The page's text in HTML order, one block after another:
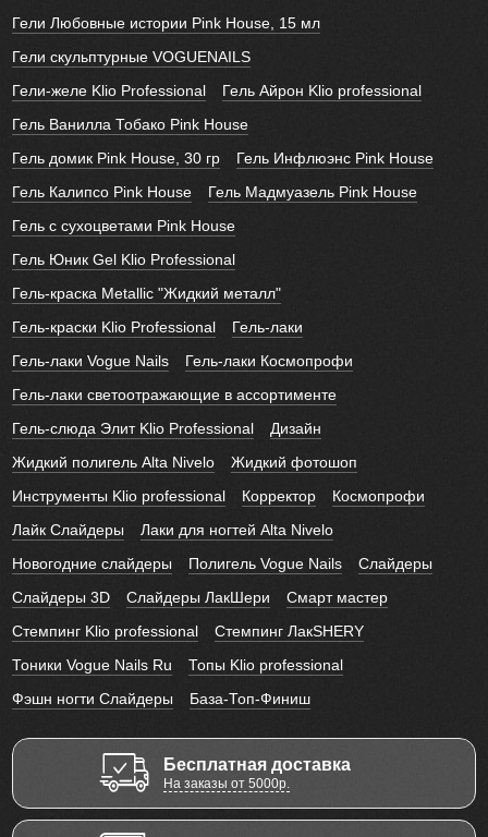
Гели Любовные истории Pink House, 15 мл
Гели скульптурные VOGUENAILS
Гели-желе Klio Professional
Гель Айрон Klio professional
Гель Ванилла Тобако Pink House
Гель домик Pink House, 30 гр
Гель Инфлюэнс Pink House
Гель Калипсо Pink House
Гель Мадмуазель Pink House
Гель с сухоцветами Pink House
Гель Юник Gel Klio Professional
Гель-краска Metallic "Жидкий металл"
Гель-краски Klio Professional
Гель-лаки
Гель-лаки Vogue Nails
Гель-лаки Космопрофи
Гель-лаки светоотражающие в ассортименте
Гель-слюда Элит Klio Professional
Дизайн
Жидкий полигель Alta Nivelo
Жидкий фотошоп
Инструменты Klio professional
Корректор
Космопрофи
Лайк Слайдеры
Лаки для ногтей Alta Nivelo
Новогодние слайдеры
Полигель Vogue Nails
Слайдеры
Слайдеры 3D
Слайдеры ЛакШери
Смарт мастер
Стемпинг Klio professional
Стемпинг ЛакSHERY
Тоники Vogue Nails Ru
Топы Klio professional
Фэшн ногти Слайдеры
База-Топ-Финиш
Бесплатная доставка
На заказы от 5000р.